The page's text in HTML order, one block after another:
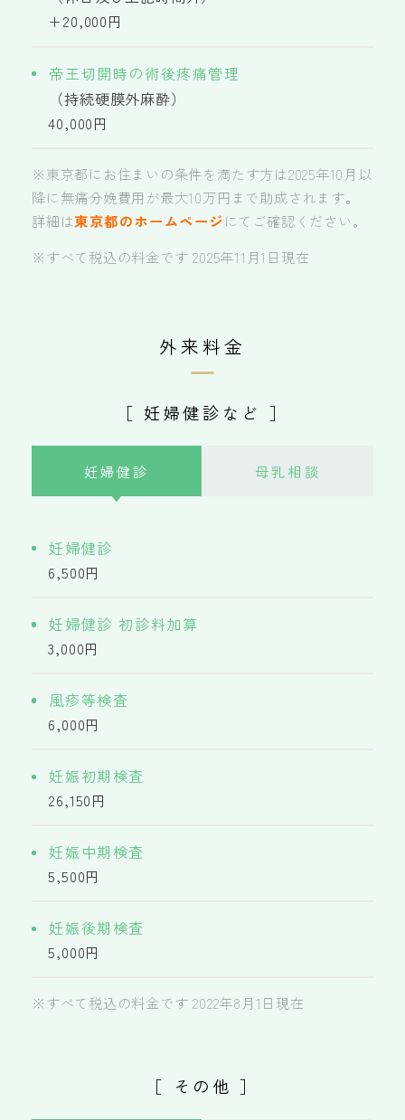
+20,000円
帝王切開時の術後疼痛管理
（持続硬膜外麻酔）
40,000円
※東京都にお住まいの条件を満たす方は2025年10月以
降に無痛分娩費用が最大10万円まで助成されます。
詳細は東京都のホームページ にてご確認ください。
※すべて税込の料金です 2025年11月1日現在
外来料金
［ 妊婦健診など ］
妊婦健診 母乳相談
妊婦健診
6,500円
妊婦健診 初診料加算
3,000円
風疹等検査
6,000円
妊娠初期検査
26,150円
妊娠中期検査
5,500円
妊娠後期検査
5,000円
※すべて税込の料金です 2022年8月1日現在
［ その他 ］